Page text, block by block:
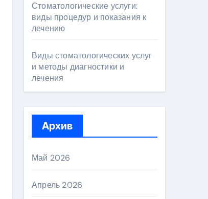
Стоматологические услуги:
виды процедур и показания к
лечению
Виды стоматологических услуг
и методы диагностики и
лечения
Архив
Май 2026
Апрель 2026